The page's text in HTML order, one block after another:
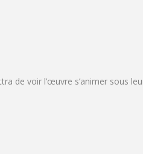
de voir l’œuvre s’animer sous